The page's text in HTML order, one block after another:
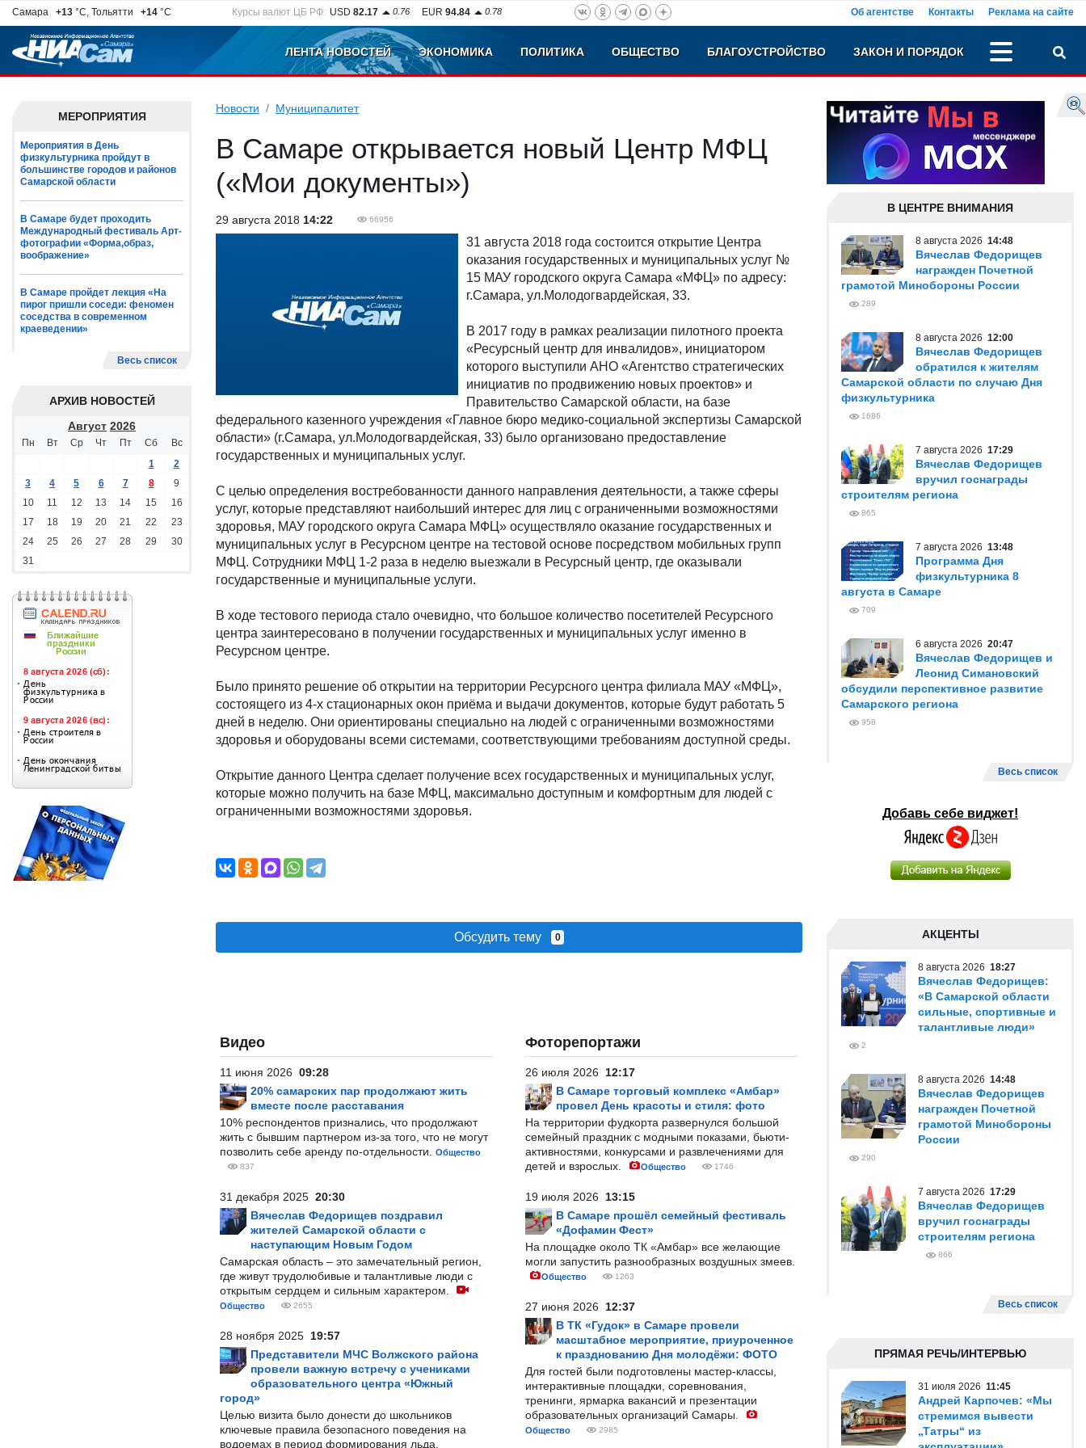
Самара +13 °C, Тольятти +14 °C Курсы валют ЦБ РФ: USD 82.17 0.76 EUR 94.84 0.78 Об агентстве Контакты Реклама на сайте
ЛЕНТА НОВОСТЕЙ ЭКОНОМИКА ПОЛИТИКА ОБЩЕСТВО БЛАГОУСТРОЙСТВО ЗАКОН И ПОРЯДОК
МЕРОПРИЯТИЯ
Мероприятия в День
физкультурника пройдут в
большинстве городов и районов
Самарской области
В Самаре будет проходить
Международный фестиваль Арт-
фотографии «Форма,образ,
воображение»
В Самаре пройдет лекция «На
пирог пришли соседи: феномен
соседства в современном
краеведении»
Весь список
АРХИВ НОВОСТЕЙ
Август 2026
Пн Вт Ср Чт Пт Сб
Вс
1
2
3
4 5 6 7 8
9
10
11 12 13 14 15
16
17
18 19 20 21 22
23
24
25 26 27 28 29
30
31
Новости Муниципалитет
В Самаре открывается новый Центр МФЦ
(«Мои документы»)
29 августа 2018 14:22 66956
31 августа 2018 года состоится открытие Центра
оказания государственных и муниципальных услуг №
15 МАУ городского округа Самара «МФЦ» по адресу:
г.Самара, ул.Молодогвардейская, 33.
В 2017 году в рамках реализации пилотного проекта
«Ресурсный центр для инвалидов», инициатором
которого выступили АНО «Агентство стратегических
инициатив по продвижению новых проектов» и
Правительство Самарской области, на базе
федерального казенного учреждения «Главное бюро медико-социальной экспертизы Самарской
области» (г.Самара, ул.Молодогвардейская, 33) было организовано предоставление
государственных и муниципальных услуг.
С целью определения востребованности данного направления деятельности, а также сферы
услуг, которые представляют наибольший интерес для лиц с ограниченными возможностями
здоровья, МАУ городского округа Самара МФЦ» осуществляло оказание государственных и
муниципальных услуг в Ресурсном центре на тестовой основе посредством мобильных групп
МФЦ. Сотрудники МФЦ 1-2 раза в неделю выезжали в Ресурсный центр, где оказывали
государственные и муниципальные услуги.
В ходе тестового периода стало очевидно, что большое количество посетителей Ресурсного
центра заинтересовано в получении государственных и муниципальных услуг именно в
Ресурсном центре.
Было принято решение об открытии на территории Ресурсного центра филиала МАУ «МФЦ»,
состоящего из 4-х стационарных окон приёма и выдачи документов, которые будут работать 5
дней в неделю. Они ориентированы специально на людей с ограниченными возможностями
здоровья и оборудованы всеми системами, соответствующими требованиям доступной среды.
Открытие данного Центра сделает получение всех государственных и муниципальных услуг,
которые можно получить на базе МФЦ, максимально доступным и комфортным для людей с
ограниченными возможностями здоровья.
Обсудить тему 0
Видео
11 июня 2026 09:28
20% самарских пар продолжают жить
вместе после расставания
10% респондентов признались, что продолжают
жить с бывшим партнером из-за того, что не могут
позволить себе аренду по-отдельности.
Общество
837
31 декабря 2025 20:30
Вячеслав Федорищев поздравил
жителей Самарской области с
наступающим Новым Годом
Самарская область – это замечательный регион,
где живут трудолюбивые и талантливые люди с
открытым сердцем и сильным характером.
Общество 2655
28 ноября 2025 19:57
Представители МЧС Волжского района
провели важную встречу с учениками
образовательного центра «Южный
город»
Целью визита было донести до школьников
ключевые правила безопасного поведения на
водоемах в период формирования льда.
Фоторепортажи
26 июля 2026 12:17
В Самаре торговый комплекс «Амбар»
провел День красоты и стиля: фото
На территории фудкорта развернулся большой
семейный праздник с модными показами, бьюти-
активностями, конкурсами и развлечениями для
детей и взрослых.
Общество 1746
19 июля 2026 13:15
В Самаре прошёл семейный фестиваль
«Дофамин Фест»
На площадке около ТК «Амбар» все желающие
могли запустить разнообразных воздушных змеев.
Общество 1263
27 июня 2026 12:37
В ТК «Гудок» в Самаре провели
масштабное мероприятие, приуроченное
к празднованию Дня молодёжи: ФОТО
Для гостей были подготовлены мастер-классы,
интерактивные площадки, соревнования,
тренинги, ярмарка вакансий и презентации
образовательных организаций Самары.
Общество 2985
В ЦЕНТРЕ ВНИМАНИЯ
8 августа 2026 14:48
Вячеслав Федорищев
награжден Почетной
грамотой Минобороны России
289
8 августа 2026 12:00
Вячеслав Федорищев
обратился к жителям
Самарской области по случаю Дня
физкультурника
1686
7 августа 2026 17:29
Вячеслав Федорищев
вручил госнаграды
строителям региона
865
7 августа 2026 13:48
Программа Дня
физкультурника 8
августа в Самаре
709
6 августа 2026 20:47
Вячеслав Федорищев и
Леонид Симановский
обсудили перспективное развитие
Самарского региона
958
Весь список
Добавь себе виджет!
АКЦЕНТЫ
8 августа 2026 18:27
Вячеслав Федорищев:
«В Самарской области
сильные, спортивные и
талантливые люди»
2
8 августа 2026 14:48
Вячеслав Федорищев
награжден Почетной
грамотой Минобороны
России
290
7 августа 2026 17:29
Вячеслав Федорищев
вручил госнаграды
строителям региона
866
Весь список
ПРЯМАЯ РЕЧЬ/ИНТЕРВЬЮ
31 июля 2026 11:45
Андрей Карпочев: «Мы
стремимся вывести
„Татры“ из